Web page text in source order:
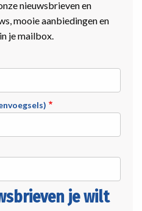
nieuwsbrieven en
mooie aanbiedingen en
je mailbox.
je wilt